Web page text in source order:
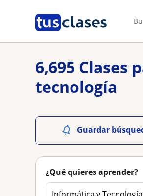
6,695
tecnología
Guardar
¿Qué quieres aprender?